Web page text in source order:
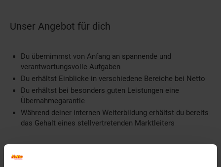
Unser Angebot für dich
Du übernimmst von Anfang an spannende und
verantwortungsvolle Aufgaben
Du erhältst Einblicke in verschiedene Bereiche bei Netto
Du erhältst bei besonders guten Leistungen eine
Übernahmegarantie
Während deiner internen Weiterbildung erhältst du bereits
das Gehalt eines stellvertretenden Marktleiters